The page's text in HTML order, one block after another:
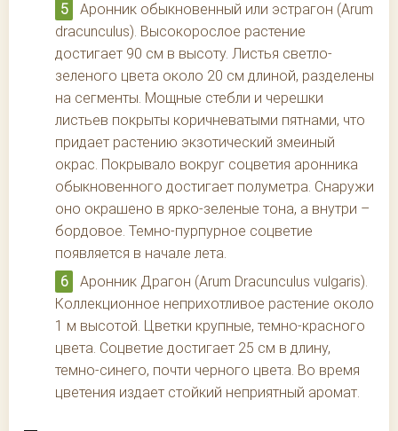
Аронник обыкновенный или эстрагон (Arum
dracunculus). Высокорослое растение
достигает 90 см в высоту. Листья светло-
зеленого цвета около 20 см длиной, разделены
на сегменты. Мощные стебли и черешки
листьев покрыты коричневатыми пятнами, что
придает растению экзотический змеиный
окрас. Покрывало вокруг соцветия аронника
обыкновенного достигает полуметра. Снаружи
оно окрашено в ярко-зеленые тона, а внутри –
бордовое. Темно-пурпурное соцветие
появляется в начале лета.
Аронник Драгон (Arum Dracunculus vulgaris).
Коллекционное неприхотливое растение около
1 м высотой. Цветки крупные, темно-красного
цвета. Соцветие достигает 25 см в длину,
темно-синего, почти черного цвета. Во время
цветения издает стойкий неприятный аромат.